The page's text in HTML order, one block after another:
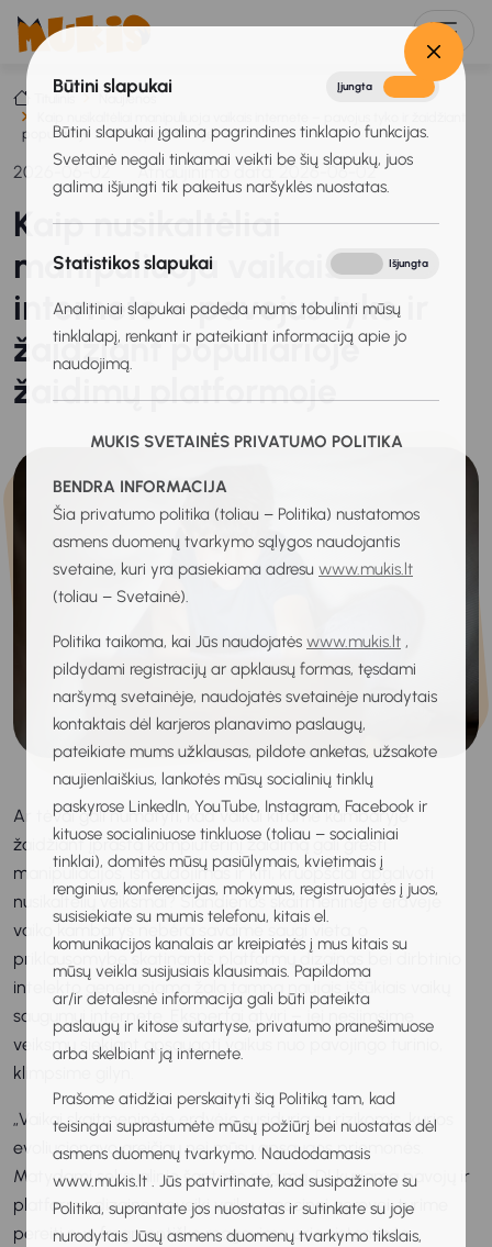
Būtini slapukai Įjungta
Būtini slapukai įgalina pagrindines tinklapio funkcijas.
Svetainė negali tinkamai veikti be šių slapukų, juos
galima išjungti tik pakeitus naršyklės nuostatas.
Statistikos slapukai Išjungta
Analitiniai slapukai padeda mums tobulinti mūsų
tinklalapį, renkant ir pateikiant informaciją apie jo
naudojimą.
MUKIS SVETAINĖS PRIVATUMO POLITIKA
BENDRA INFORMACIJA
Šia privatumo politika (toliau – Politika) nustatomos
asmens duomenų tvarkymo sąlygos naudojantis
svetaine, kuri yra pasiekiama adresu www.mukis.lt
(toliau – Svetainė).
Politika taikoma, kai Jūs naudojatės www.mukis.lt ,
pildydami registracijų ar apklausų formas, tęsdami
naršymą svetainėje, naudojatės svetainėje nurodytais
kontaktais dėl karjeros planavimo paslaugų,
pateikiate mums užklausas, pildote anketas, užsakote
naujienlaiškius, lankotės mūsų socialinių tinklų
paskyrose LinkedIn, YouTube, Instagram, Facebook ir
kituose socialiniuose tinkluose (toliau – socialiniai
tinklai), domitės mūsų pasiūlymais, kvietimais į
renginius, konferencijas, mokymus, registruojatės į juos,
susisiekiate su mumis telefonu, kitais el.
komunikacijos kanalais ar kreipiatės į mus kitais su
mūsų veikla susijusiais klausimais. Papildoma
ar/ir detalesnė informacija gali būti pateikta
paslaugų ir kitose sutartyse, privatumo pranešimuose
arba skelbiant ją internete.
Prašome atidžiai perskaityti šią Politiką tam, kad
teisingai suprastumėte mūsų požiūrį bei nuostatas dėl
asmens duomenų tvarkymo. Naudodamasis
www.mukis.lt . Jūs patvirtinate, kad susipažinote su
Politika, suprantate jos nuostatas ir sutinkate su joje
nurodytais Jūsų asmens duomenų tvarkymo tikslais,
Titulinis
Naujienos
populiarioje žaidimų platformoje
2026-06-02 Atnaujinimo data: 2026-06-02
Kaip nusikaltėliai
manipuliuoja vaikais
internete – pavojus tyko ir
žaidžiant populiarioje
žaidimų platformoje
Ar tėvai gali numatyti, kad vaikui kitame kambaryje
žaidžiant įprastą kompiuterinį žaidimą gali grėsti
manipuliacijos, išnaudojimas ir kiti, kruopščiai apgalvoti
nusikaltėlių veiksmai? Šiandienos skaitmeninėje erdvėje
vaiko kambarys nebėra savaime saugi vieta, o
priklausomybę skatinantis platformų dizainas bei dirbtinio
intelekto generuojama žala tampa naujais iššūkiais vaikų
saugumui internete. Ekspertai atviri – jei nesiimsime
veiksmų siekiant apsaugoti vaikus nuo pavojingo turinio,
klimpsime gilyn.
„Vaikai skaitmeninėje erdvėje susiduria su rizikomis, kurios
evoliucionavo greičiau nei mūsų apsaugos priemonės.
Matydami seksualinio šantažo augimą, DI kuriamą pavojų ir
platformų dizaino poveikį vaikų emocinei gerovei, turime
pereiti nuo fragmentiško reagavimo prie sisteminės